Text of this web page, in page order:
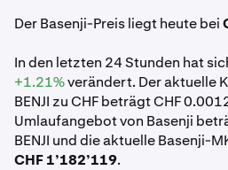
Der Basenji-Preis liegt heute bei
In den letzten 24 Stunden hat
+1.21%verändert. Der aktuelle
BENJI zu CHF beträgt CHF
Umlaufangebot von Basenji
BENJI und die aktuelle Basenji-
CHF 1’182’119.